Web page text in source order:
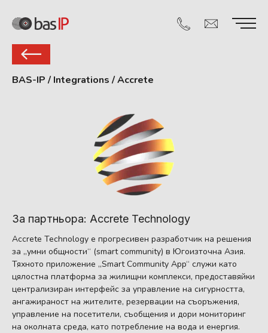
BAS-IP / Integrations /Accrete
За партньора: Accrete Technology
Accrete Technology е прогресивен разработчик на решения
за „умни общности“ (smart community) в Югоизточна Азия.
Тяхното приложение „Smart Community App“ служи като
цялостна платформа за жилищни комплекси, предоставяйки
централизиран интерфейс за управление на сигурността,
ангажираност на жителите, резервации на съоръжения,
управление на посетители, съобщения и дори мониторинг
на околната среда, като потребление на вода и енергия.